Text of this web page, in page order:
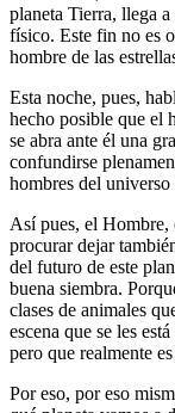
planeta Tierra, llega
físico. Este fin no es
hombre de las
Esta noche, pues,
hecho posible que el
se abra ante él una
confundirse
hombres del
Así pues, el Hombre,
procurar dejar
del futuro de este
buena siembra.
clases de animales
escena que se les
pero que realmente
Por eso, por eso